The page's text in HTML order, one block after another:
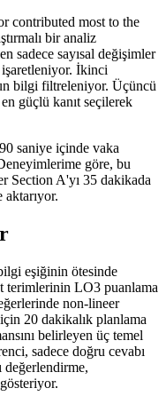
contributed most to the
bir analiz
sadece sayısal değişimler
İkinci
bilgi filtreleniyor. Üçüncü
güçlü kanıt seçilerek
saniye içinde vaka
göre, bu
Section A'yı 35 dakikada
eşiğinin ötesinde
terimlerinin LO3 puanlama
non-lineer
20 dakikalık planlama
belirleyen üç temel
sadece doğru cevabı
değerlendirme,